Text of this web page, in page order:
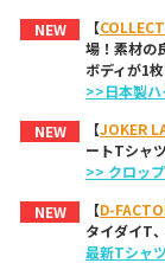
NEW
【
場！素材の
ボディが1
>>日本製
NEW
【JOKER
ートTシャ
>> クロッ
NEW
【D-
タイダイT
最新Tシャ